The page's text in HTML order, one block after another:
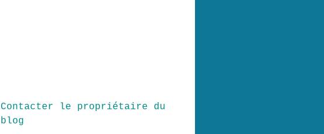
Contacter le propriétaire du
blog